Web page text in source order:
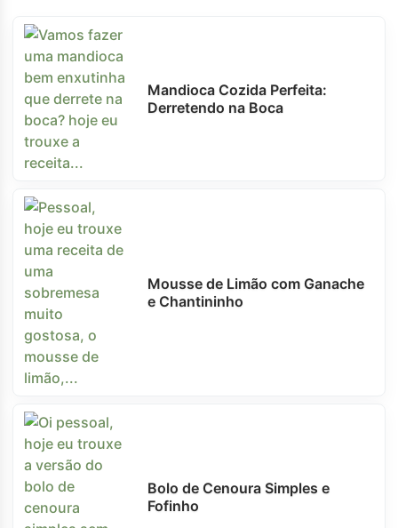
Mandioca Cozida Perfeita:
Derretendo na Boca
Mousse de Limão com Ganache
e Chantininho
Bolo de Cenoura Simples e
Fofinho